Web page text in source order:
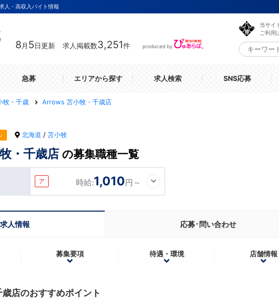
人・高収入バイト情報
8 月 5日更新 求人掲載数3,251件 produced by
当サイ
ご利用
急募 エリアから探す 求人検索 SNS応募
牧・千歳 Arrows 苫小牧・千歳店
北海道 / 苫小牧
・千歳店 の募集職種一覧
ア 時給:1,010円～
求人情報 応募･問い合わせ
募集要項 待遇・環境 店舗情報
店のおすすめポイント